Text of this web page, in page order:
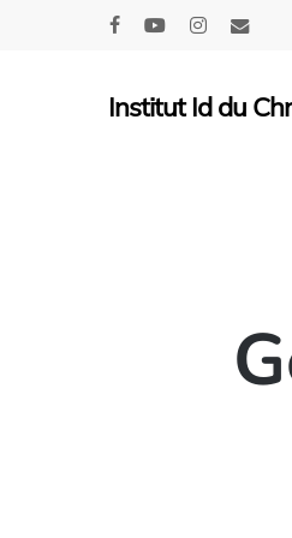
Institut Id du